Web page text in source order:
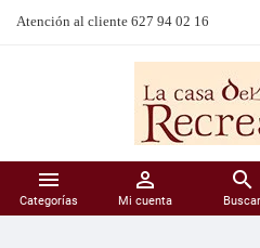
Atención al cliente 627 94 02 16

Categorías

Mi cuenta

Buscar